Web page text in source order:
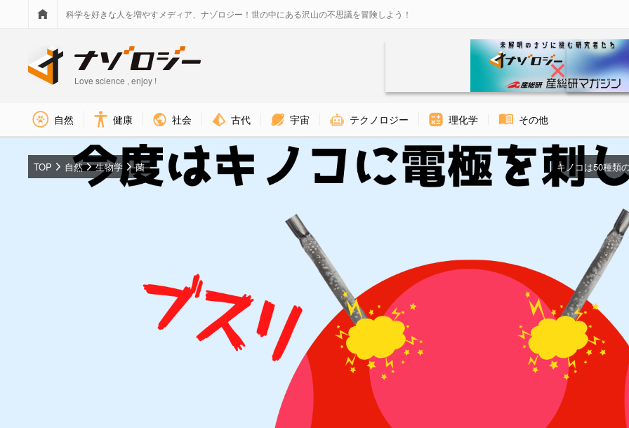
科学を好きな人を増やすメディア、ナゾロジー！世の中にある沢山の不思議を冒険しよう！
Love science , enjoy !
自然 健康 社会 古代 宇宙 テクノロジー 理化学 その他
キノコは50種類
TOP 自然 生物学 菌